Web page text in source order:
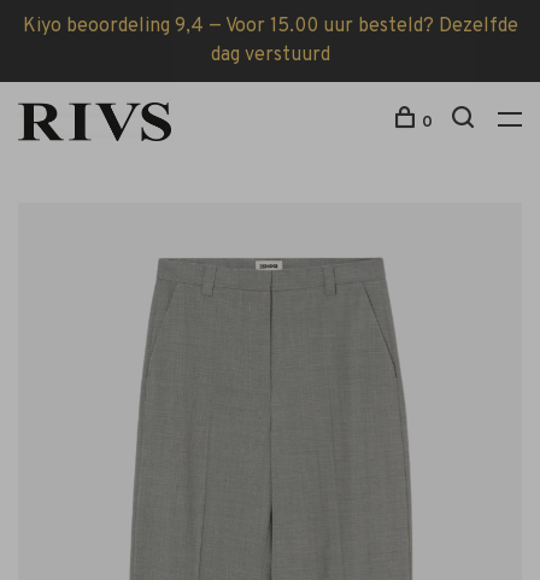
Kiyo beoordeling 9,4 — Voor 15.00 uur besteld? Dezelfde
dag verstuurd
0